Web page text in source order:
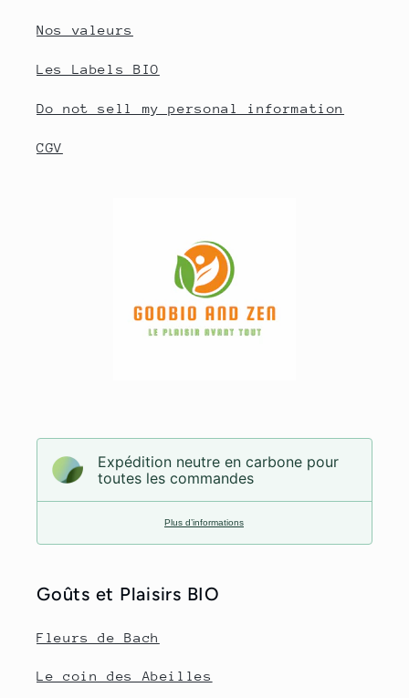
Nos valeurs
Les Labels BIO
Do not sell my personal information
CGV
Expédition neutre en carbone pour
toutes les commandes
Plus d’informations
Goûts et Plaisirs BIO
Fleurs de Bach
Le coin des Abeilles